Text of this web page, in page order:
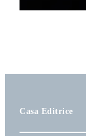
Casa Editrice